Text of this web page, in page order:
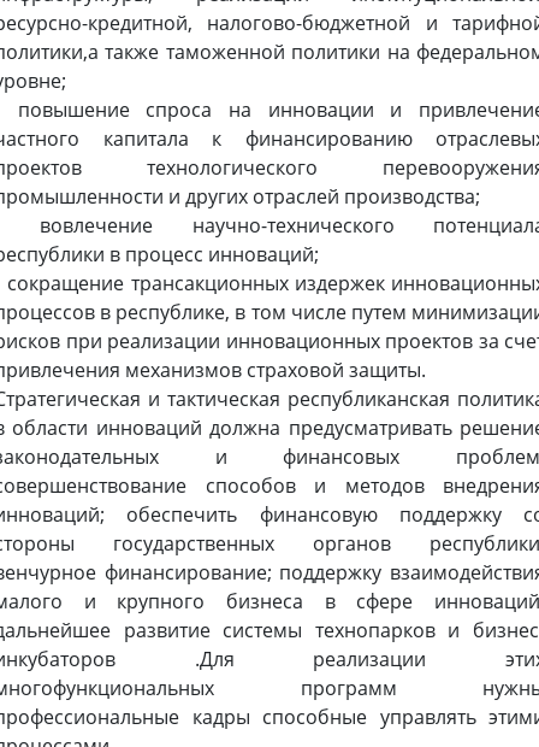
кредитной, налогово-бюджетной и
также таможенной политики на
повышение спроса на инновации и
капитала к финансированию
технологического
и других отраслей производства;
вовлечение научно-технического
в процесс инноваций;
сокращение трансакционных издержек
в республике, в том числе путем
при реализации инновационных проектов за
механизмов страховой защиты.
и тактическая республиканская
области инноваций должна предусматривать
и финансовых
способов и методов
обеспечить финансовую поддержку
государственных органов
финансирование; поддержку
и крупного бизнеса в сфере
развитие системы технопарков и
.Для реализации
программ
кадры способные управлять